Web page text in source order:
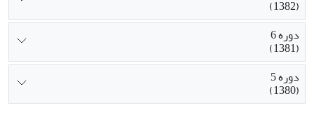
(1382)
دوره 6
(1381)
دوره 5
(1380)